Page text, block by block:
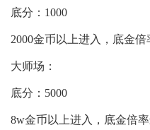
底分：1000
2000金币以上进入，底金倍
大师场：
底分：5000
8w金币以上进入，底金倍